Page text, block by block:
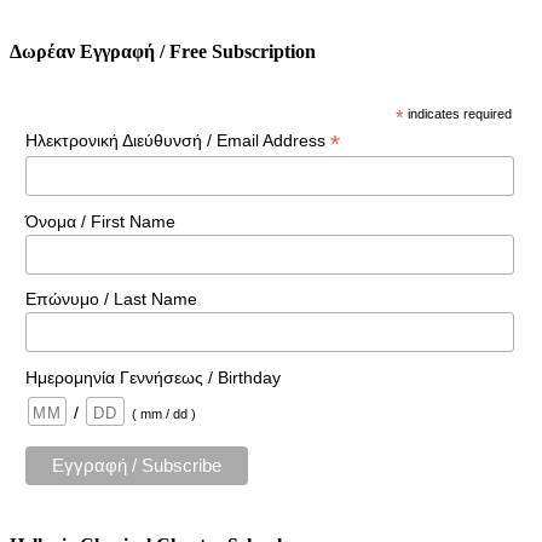
Δωρέαν Εγγραφή / Free Subscription
* indicates required
Ηλεκτρονική Διεύθυνσή / Email Address *
Όνομα / First Name
Επώνυμο / Last Name
Ημερομηνία Γεννήσεως / Birthday
/
( mm / dd )